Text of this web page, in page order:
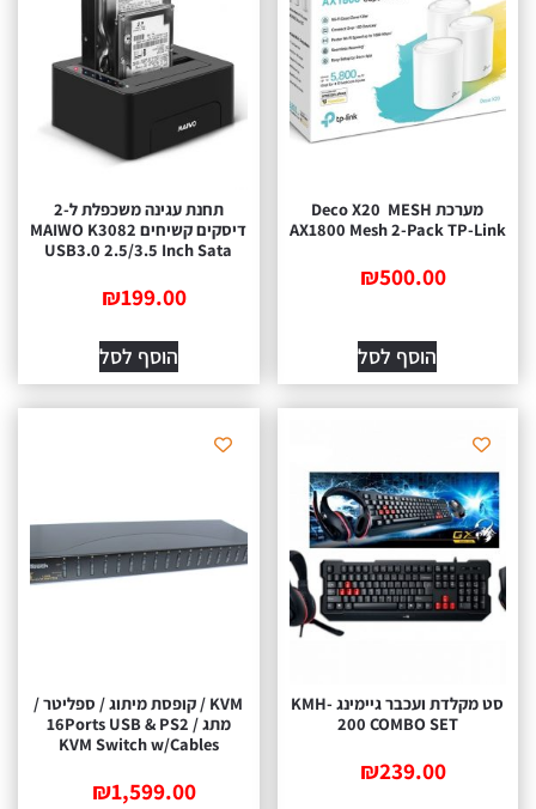
מערכת MESH ‏ Deco X20
AX1800 Mesh 2-Pack TP-Link
₪500.00
הוסף לסל
תחנת עגינה משכפלת ל-2
דיסקים קשיחים MAIWO K3082
USB3.0 2.5/3.5 Inch Sata
₪199.00
הוסף לסל
סט מקלדת ועכבר גיימינג KMH-
200 COMBO SET
₪239.00
KVM / קופסת מיתוג / ספליטר /
מתג / 16Ports USB & PS2
KVM Switch w/Cables
₪1,599.00